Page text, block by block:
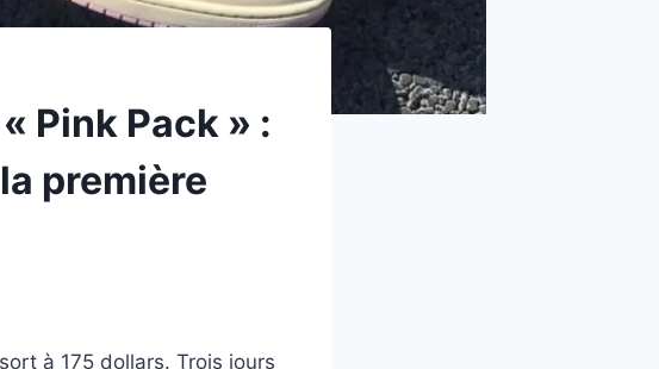
Pink Pack » :
première
à 175 dollars. Trois jours